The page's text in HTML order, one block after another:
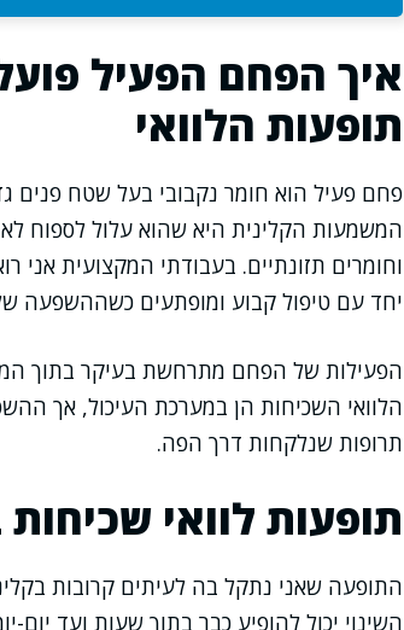
איך הפחם הפעיל
תופעות הלוואי
פחם פעיל הוא חומר נקבובי בעל שטח פנים
המשמעות הקלינית היא שהוא עלול לספוח
וחומרים תזונתיים. בעבודתי המקצועית
יחד עם טיפול קבוע ומופתעים כשההשפעה
הפעילות של הפחם מתרחשת בעיקר בתוך
הלוואי השכיחות הן במערכת העיכול, אך
תרופות שנלקחות דרך הפה.
תופעות לוואי
התופעה שאני נתקל בה לעיתים קרובות
השינוי יכול להופיע כבר בתוך שעות ועד יום-